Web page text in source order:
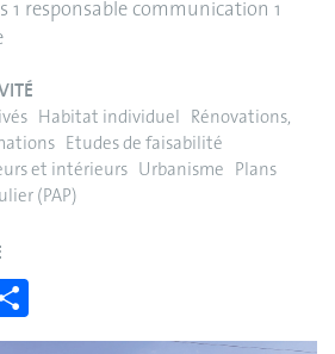
1 responsable communication 1
Habitat individuel Rénovations,
Etudes de faisabilité
et intérieurs Urbanisme Plans
(PAP)
ha